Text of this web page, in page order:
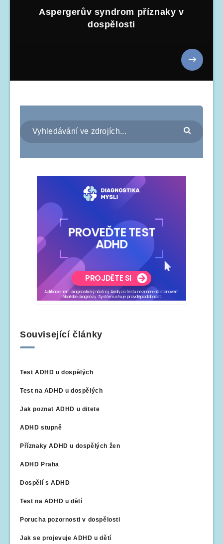
Aspergerův syndrom příznaky v
dospělosti
Související články
Test ADHD u dospělých
Test na ADHD u dospělých
Jak poznat ADHD u ditete
ADHD stupně
Příznaky ADHD u dospělých žen
ADHD Praha
Dospělí s ADHD
Test na ADHD u dětí
Porucha pozornosti v dospělosti
Jak se projevuje ADHD u dětí